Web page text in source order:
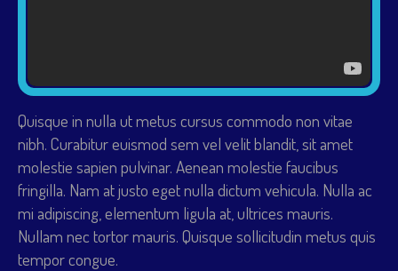
Quisque in nulla ut metus cursus commodo non vitae
nibh. Curabitur euismod sem vel velit blandit, sit amet
molestie sapien pulvinar. Aenean molestie faucibus
fringilla. Nam at justo eget nulla dictum vehicula. Nulla ac
mi adipiscing, elementum ligula at, ultrices mauris.
Nullam nec tortor mauris. Quisque sollicitudin metus quis
tempor congue.